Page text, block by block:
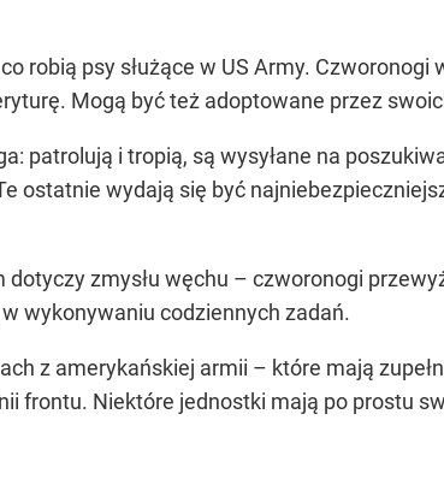
robią psy służące w US Army.
Mogą być też adoptowane przez
patrolują i tropią, są wysyłane na
ostatnie wydają się być
zmysłu węchu – czworonogi
wykonywaniu codziennych zadań.
z amerykańskiej armii – które mają
frontu. Niektóre jednostki mają po prostu